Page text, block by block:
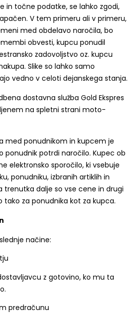
in točne podatke, se lahko zgodi,
V tem primeru ali v primeru,
med obdelavo naročila, bo
obvesti, kupcu ponudil
zadovoljstvo oz. kupcu
Slike so lahko samo
vedno v celoti dejanskega stanja.
dostavna služba Gold Ekspres
na spletni strani moto-
med ponudnikom in kupcem je
ponudnik potrdi naročilo. Kupec ob
elektronsko sporočilo, ki vsebuje
ponudniku, izbranih artiklih in
trenutka dalje so vse cene in drugi
tako za ponudnika kot za kupca.
načine:
z gotovino, ko mu ta
predračunu